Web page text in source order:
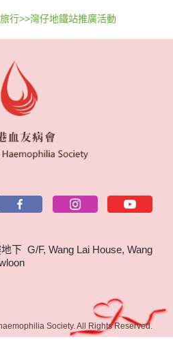
行>>灣仔地鐵站推廣活動
下 G/F, Wang Lai House, Wang
Society. All Rights Reserved.